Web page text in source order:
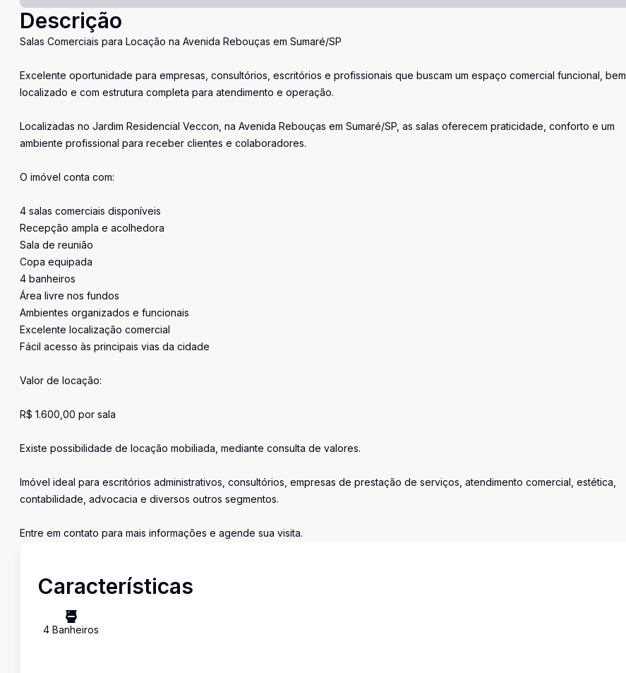
Descrição
Salas Comerciais para Locação na Avenida Rebouças em Sumaré/SP
Excelente oportunidade para empresas, consultórios, escritórios e profissionais que buscam um espaço comercial funcional, bem
localizado e com estrutura completa para atendimento e operação.
Localizadas no Jardim Residencial Veccon, na Avenida Rebouças em Sumaré/SP, as salas oferecem praticidade, conforto e um
ambiente profissional para receber clientes e colaboradores.
O imóvel conta com:
4 salas comerciais disponíveis
Recepção ampla e acolhedora
Sala de reunião
Copa equipada
4 banheiros
Área livre nos fundos
Ambientes organizados e funcionais
Excelente localização comercial
Fácil acesso às principais vias da cidade
Valor de locação:
R$ 1.600,00 por sala
Existe possibilidade de locação mobiliada, mediante consulta de valores.
Imóvel ideal para escritórios administrativos, consultórios, empresas de prestação de serviços, atendimento comercial, estética,
contabilidade, advocacia e diversos outros segmentos.
Entre em contato para mais informações e agende sua visita.
Características
4 Banheiros